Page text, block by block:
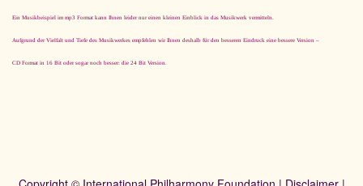
Ein Musikbeispiel im mp3 Format kann Ihnen leider nur einen kleinen Einblick in das Musikwerk vermitteln.
Aufgrund der Vielfalt und Tiefe des Musikwerkes empfehlen wir Ihnen deshalb für den besseren Eindruck eine bessere Version –
CD Format in 16 Bit oder sogar noch besser: die 24 Bit Version.